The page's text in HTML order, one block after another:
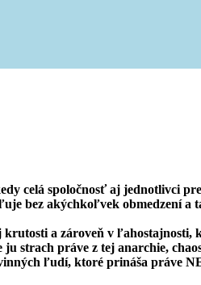
celá spoločnosť aj jednotlivci
bez akýchkoľvek obmedzení
a zároveň v
strach práve z tej anarchie,
ľudí, ktoré prináša práve